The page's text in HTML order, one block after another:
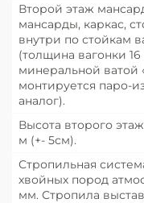
Второй этаж
мансарды, каркас,
внутри по стойкам
(толщина вагонки
минеральной ватой
монтируется паро-
аналог).
Высота второго
м (+- 5см).
Стропильная
хвойных пород
мм. Стропила